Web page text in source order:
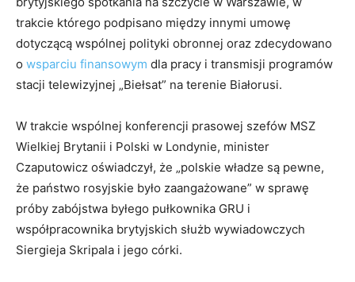
trakcie którego podpisano między innymi umowę
dotyczącą wspólnej polityki obronnej oraz zdecydowano
o wsparciu finansowym dla pracy i transmisji programów
stacji telewizyjnej „Biełsat” na terenie Białorusi.
W trakcie wspólnej konferencji prasowej szefów MSZ
Wielkiej Brytanii i Polski w Londynie, minister
Czaputowicz oświadczył, że „polskie władze są pewne,
że państwo rosyjskie było zaangażowane” w sprawę
próby zabójstwa byłego pułkownika GRU i
współpracownika brytyjskich służb wywiadowczych
Siergieja Skripala i jego córki.